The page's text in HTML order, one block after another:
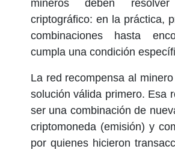
mineros deben
criptográfico: en la práctica,
combinaciones hasta
cumpla una condición
La red recompensa al
solución válida primero. Esa
ser una combinación de
criptomoneda (emisión) y
por quienes hicieron